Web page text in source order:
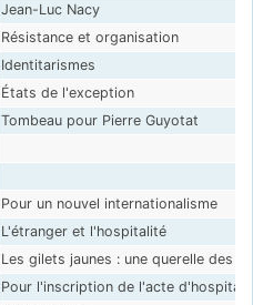
Jean-Luc Nacy
Résistance et organisation
Identitarismes
États de l'exception
Tombeau pour Pierre Guyotat
Pour un nouvel internationalisme
L'étranger et l'hospitalité
Les gilets jaunes : une querelle des
Pour l'inscription de l'acte